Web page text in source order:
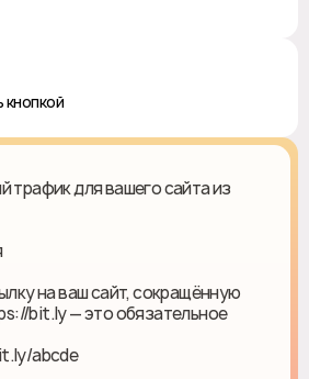
трафик для вашего сайта из
на ваш сайт, сокращённую
bit.ly — это обязательное
abcde